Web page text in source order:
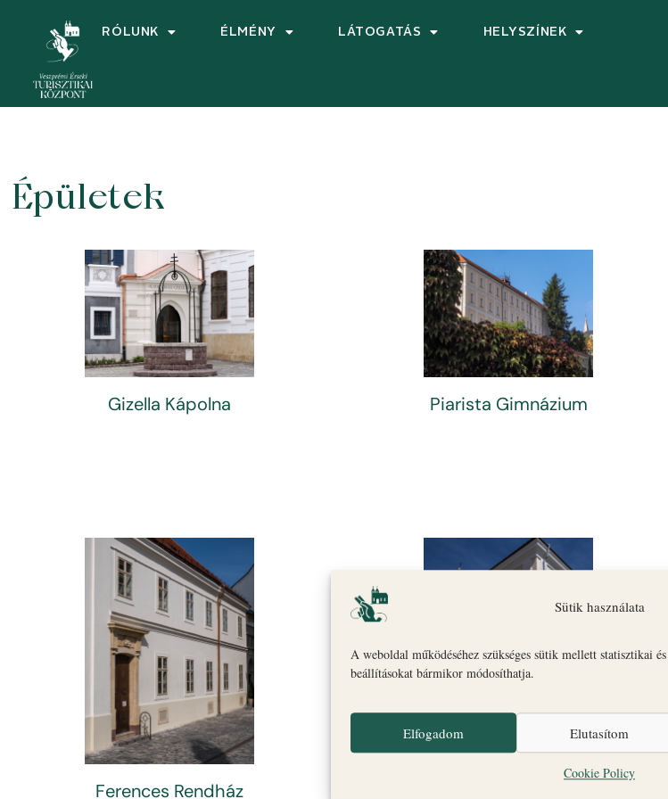
Sütik használata
A weboldal működéséhez szükséges sütik mellett statisztikai
beállításokat bármikor módosíthatja.
Elfogadom Elutasítom
Cookie Policy
RÓLUNK ÉLMÉNY LÁTOGATÁS HELYSZÍNEK
Épületek
Gizella Kápolna Piarista Gimnázium
Ferences Rendház